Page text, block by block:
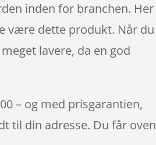
inden for branchen. Her
være dette produkt. Når du
lavere, da en god
– og med prisgarantien,
til din adresse. Du får oven